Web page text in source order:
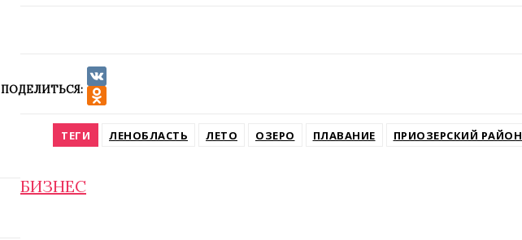
ПОДЕЛИТЬСЯ:
VK
ТЕГИ ЛЕНОБЛАСТЬ ЛЕТО ОЗЕРО ПЛАВАНИЕ ПРИОЗЕРСКИЙ РАЙОН
БИЗНЕС